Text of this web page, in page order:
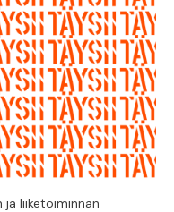
ja liiketoiminnan